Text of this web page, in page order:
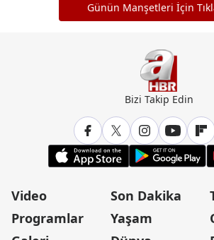
Günün Manşetleri İçin
Bizi Takip Edin
Video
Programlar
Son Dakika
Yaşam